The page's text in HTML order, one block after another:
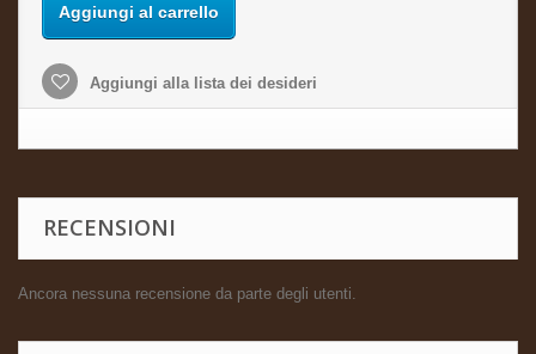
Aggiungi al carrello
Aggiungi alla lista dei desideri
RECENSIONI
Ancora nessuna recensione da parte degli utenti.